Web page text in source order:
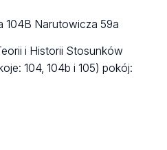
104B Narutowicza 59a
i Historii Stosunków
104, 104b i 105)pokój: